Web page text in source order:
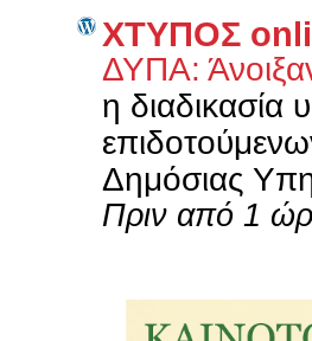
XΤΥΠΟΣ
ΔΥΠΑ:
η
Δημόσιας
Πριν από 1